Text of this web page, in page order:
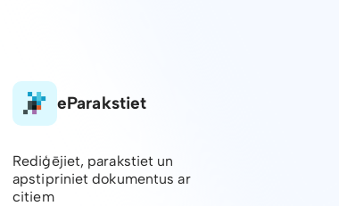
eParakstiet
Rediģējiet, parakstiet un
apstipriniet dokumentus ar
citiem